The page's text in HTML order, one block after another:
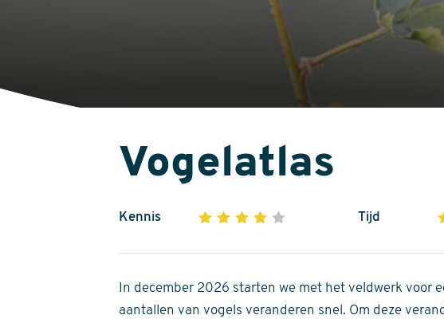
Vogelatlas
Kennis 1 2 3 4
of
5
Tijd
In december 2026 starten we met het veldwerk voor
aantallen van vogels veranderen snel. Om deze